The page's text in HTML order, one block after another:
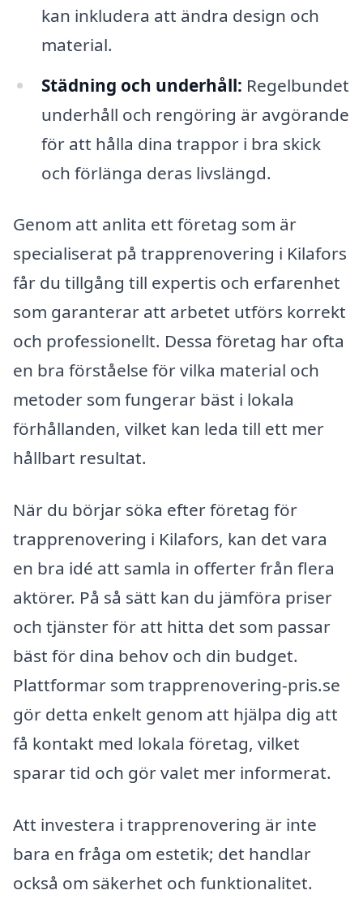
kan inkludera att ändra design och
material.
Städning och underhåll: Regelbundet
underhåll och rengöring är avgörande
för att hålla dina trappor i bra skick
och förlänga deras livslängd.
Genom att anlita ett företag som är
specialiserat på trapprenovering i Kilafors
får du tillgång till expertis och erfarenhet
som garanterar att arbetet utförs korrekt
och professionellt. Dessa företag har ofta
en bra förståelse för vilka material och
metoder som fungerar bäst i lokala
förhållanden, vilket kan leda till ett mer
hållbart resultat.
När du börjar söka efter företag för
trapprenovering i Kilafors, kan det vara
en bra idé att samla in offerter från flera
aktörer. På så sätt kan du jämföra priser
och tjänster för att hitta det som passar
bäst för dina behov och din budget.
Plattformar som trapprenovering-pris.se
gör detta enkelt genom att hjälpa dig att
få kontakt med lokala företag, vilket
sparar tid och gör valet mer informerat.
Att investera i trapprenovering är inte
bara en fråga om estetik; det handlar
också om säkerhet och funktionalitet.